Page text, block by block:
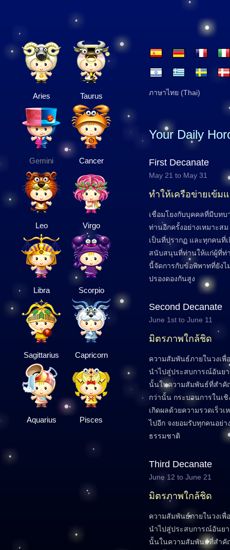
Aries Taurus
Gemini Cancer
Leo Virgo
Libra Scorpio
Sagittarius Capricorn
Aquarius Pisces
ภาษาไทย (Thai)
Your Daily
First Decanate
May 21 to May 31
ทำให้เครือข่ายเข้ม
เชื่อมโยงกับบุคคลที่มีบท
ท่านอีกครั้งอย่างเหมาะส
เป็นที่ปรากฏ และทุกคนที่
สนับสนุนที่ท่านให้แก่ผู้ที่ท่
นี้จัดการกับข้อพิพาทที่ยังไ
ปรองดองกันสูง
Second Decanate
June 1st to June 11
มิตรภาพใกล้ชิด
ความสัมพันธ์ภายในวงเ
นำไปสู่ประสบการณ์อันยา
นั้นในความสัมพันธ์ที่สำคั
กว่านั้น กระบวนการในเ
เกิดผลด้วยความรวดเร็ว
ไปอีก จงยอมรับทุกคนอย่
ธรรมชาติ
Third Decanate
June 12 to June 21
มิตรภาพใกล้ชิด
ความสัมพันธ์ภายในวงเ
นำไปสู่ประสบการณ์อันยา
นั้นในความสัมพันธ์ที่สำคั